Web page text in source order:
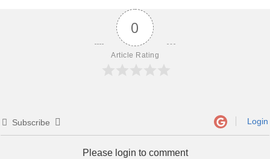
0
Article Rating
Subscribe Login
Please login to comment